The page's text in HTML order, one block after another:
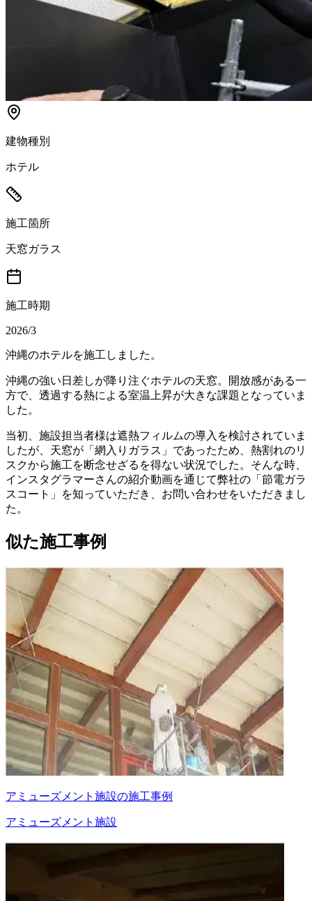
建物種別
ホテル
施工箇所
天窓ガラス
施工時期
2026/3
沖縄のホテルを施工しました。
沖縄の強い日差しが降り注ぐホテルの天窓。開放感がある一
方で、透過する熱による室温上昇が大きな課題となっていま
した。
当初、施設担当者様は遮熱フィルムの導入を検討されていま
したが、天窓が「網入りガラス」であったため、熱割れのリ
スクから施工を断念せざるを得ない状況でした。そんな時、
インスタグラマーさんの紹介動画を通じて弊社の「節電ガラ
スコート」を知っていただき、お問い合わせをいただきまし
た。
似た施工事例
アミューズメント施設の施工事例
アミューズメント施設